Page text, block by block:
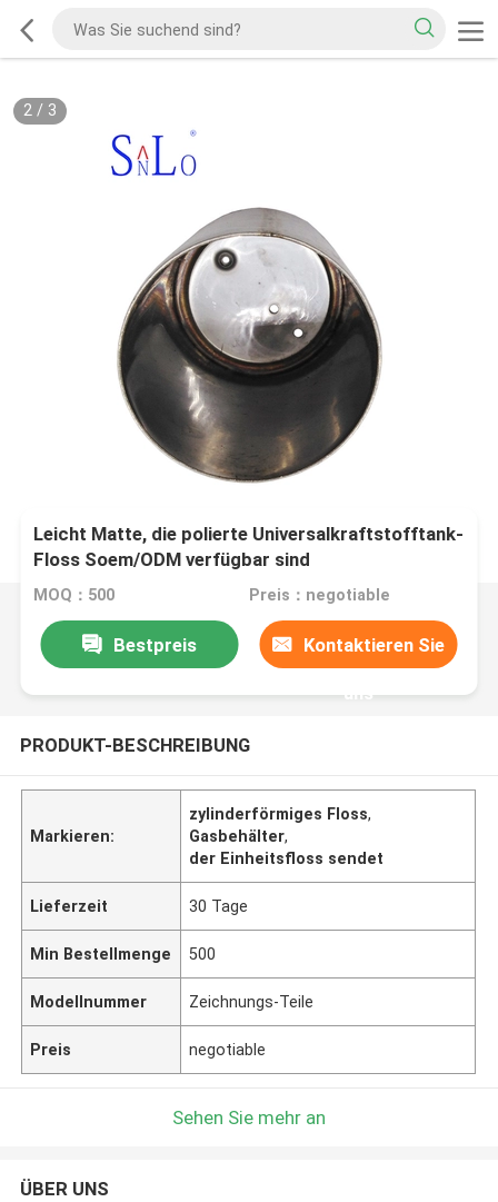
2/ 3
Leicht Matte, die polierte Universalkraftstofftank-
Floss Soem/ODM verfügbar sind
MOQ：500 Preis：negotiable
Bestpreis Kontaktieren Sie
uns
PRODUKT-BESCHREIBUNG
Markieren:
zylinderförmiges Floss,
Gasbehälter,
der Einheitsfloss sendet
Lieferzeit 30 Tage
Min Bestellmenge 500
Modellnummer Zeichnungs-Teile
Preis negotiable
Sehen Sie mehr an
ÜBER UNS